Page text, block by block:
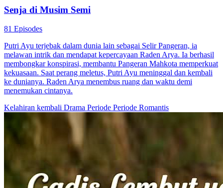
Senja di Musim Semi
81 Episodes
Putri Ayu terjebak dalam dunia lain sebagai Selir Pangeran, ia
melawan intrik dan mendapat kepercayaan Raden Arya. Ia berhasil
membongkar konspirasi, membantu Pangeran Mahkota memperkuat
kekuasaan. Saat perang meletus, Putri Ayu meninggal dan kembali
ke dunianya. Raden Arya menembus ruang dan waktu demi
menemukan cintanya.
Kelahiran kembali Drama Periode Periode Romantis